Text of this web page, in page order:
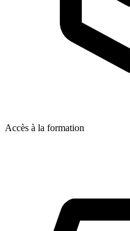
Accès à la formation